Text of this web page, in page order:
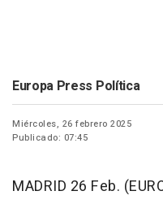
Europa Press Política
Miércoles, 26 febrero 2025
Publicado: 07:45
MADRID 26 Feb.